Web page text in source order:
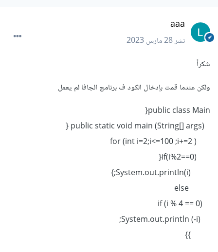
aaa
نشر28 مارس 2023
شكراً
ولكن عندما قمت بإدخال الكود ف برنامج الجافا لم يعمل
public class Main{
}}